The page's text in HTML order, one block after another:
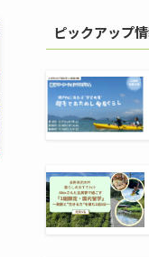
ピックアップ